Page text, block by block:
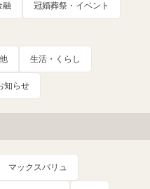
融 冠婚葬祭・イベント
生活・くらし
知らせ
マックスバリュ